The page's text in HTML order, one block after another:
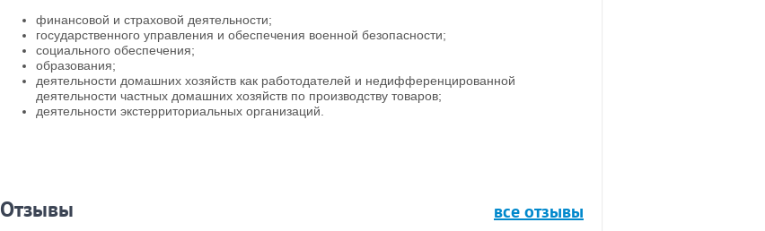
финансовой и страховой деятельности;
государственного управления и обеспечения военной безопасности;
социального обеспечения;
образования;
деятельности домашних хозяйств как работодателей и недифференцированной
деятельности частных домашних хозяйств по производству товаров;
деятельности экстерриториальных организаций.
Отзывы все отзывы